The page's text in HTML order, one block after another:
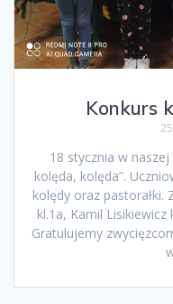
Konkurs
18 stycznia w naszej
kolęda, kolęda”.
kolędy oraz pastorałki.
kl.1a, Kamil
Gratulujemy